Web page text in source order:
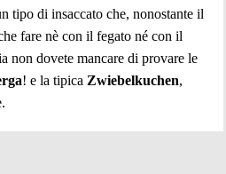
tipo di insaccato che, nonostante il
fare nè con il fegato né con il
non dovete mancare di provare le
! e la tipica Zwiebelkuchen,